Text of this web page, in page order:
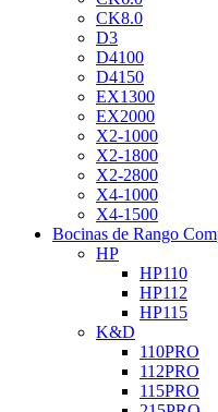
CK8.0
D3
D4100
D4150
EX1300
EX2000
X2-1000
X2-1800
X2-2800
X4-1000
X4-1500
Bocinas de Rango
HP
HP110
HP112
HP115
K&D
110PRO
112PRO
115PRO